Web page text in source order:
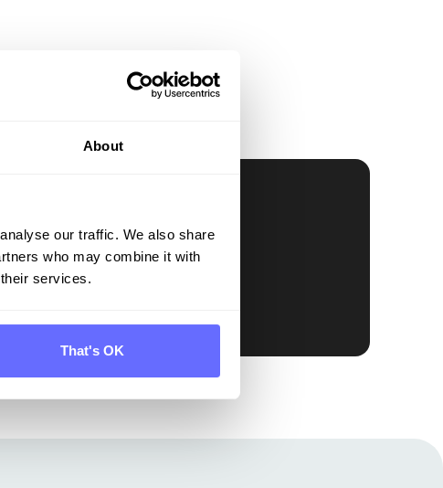
About
our traffic. We also share
who may combine it with
services.
That's OK